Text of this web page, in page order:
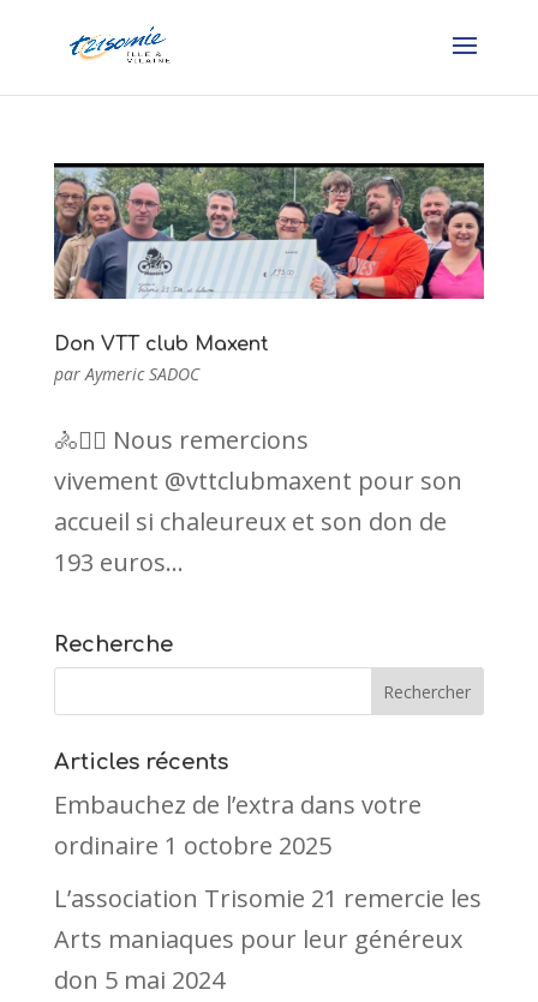
Don VTT club Maxent
parAymeric SADOC
🚴🚴‍♀️ Nous remercions
vivement @vttclubmaxent pour son
accueil si chaleureux et son don de
193 euros...
Recherche
Articles récents
Embauchez de l’extra dans votre
ordinaire 1 octobre 2025
L’association Trisomie 21 remercie les
Arts maniaques pour leur généreux
don 5 mai 2024